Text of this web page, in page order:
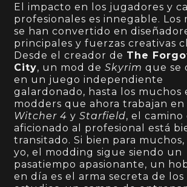
El impacto en los jugadores y
profesionales es innegable. Los
se han convertido en
principales y fuerzas creativas
Desde el creador de The
City, un mod deSkyrim que se
en un juego independiente
galardonado, hasta los muchos
modders que ahora trabajan en
Witcher 4 yStarfield, el camino
aficionado al profesional está
transitado. Si bien para muchos,
yo, el modding sigue siendo un
pasatiempo apasionante, un
en día es el arma secreta de los